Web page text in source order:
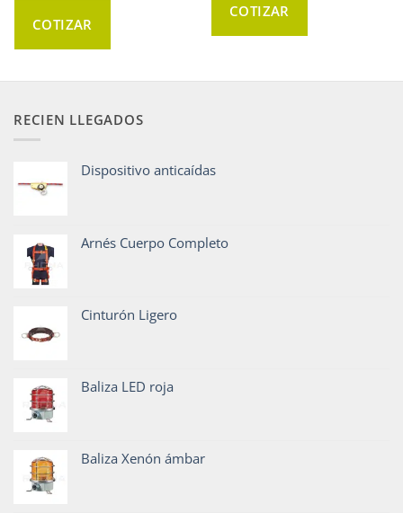
COTIZAR
COTIZAR
RECIEN LLEGADOS
Dispositivo anticaídas
Arnés Cuerpo Completo
Cinturón Ligero
Baliza LED roja
Baliza Xenón ámbar